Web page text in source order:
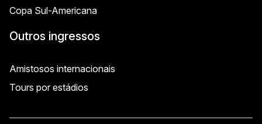
Copa Sul-Americana
Outros ingressos
Amistosos internacionais
Tours por estádios